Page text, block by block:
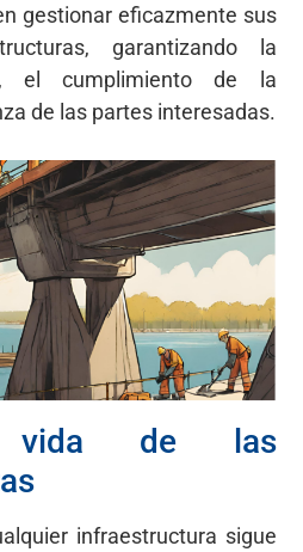
gestionar eficazmente sus
garantizando la
el cumplimiento de la
de las partes interesadas.
de las
infraestructura sigue